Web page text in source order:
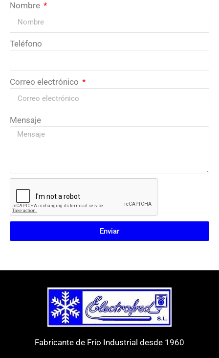
Nombre
Teléfono
Correo electrónico
Mensaje
Enviar
Fabricante de Frío Industrial desde 1960